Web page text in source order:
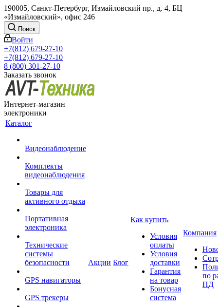
190005, Санкт-Петербург, Измайловский пр., д. 4, БЦ
«Измайловский», офис 246
Поиск
Войти
+7(812) 679-27-10
+7(812) 679-27-10
8 (800) 301-27-10
Заказать звонок
Интернет-магазин
электроники
Каталог
Видеонаблюдение
Комплекты
видеонаблюдения
Товары для
активного отдыха
Портативная
электроника
Технические
системы
безопасности
GPS навигаторы
GPS трекеры
Акции Блог
Как купить
Условия
оплаты
Условия
доставки
Гарантия
на товар
Бонусная
система
Компания
по
ПД